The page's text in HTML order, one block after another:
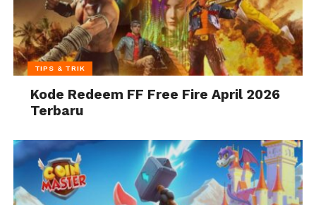
TIPS & TRIK
Kode Redeem FF Free Fire April 2026
Terbaru